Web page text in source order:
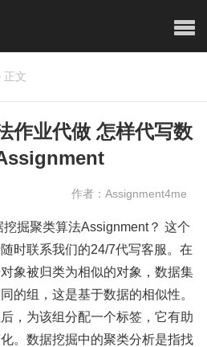
正文
作业代做 怎样代写数
作者：Assignment4me
掘聚类算法Assignment？ 这个
时联系我们的24/7代写客服。在
象被归类为相似的对象，数据集
的组，这是基于数据的相似性。
，为该组分配一个标签，它有助
。数据挖掘中的聚类分析是指找